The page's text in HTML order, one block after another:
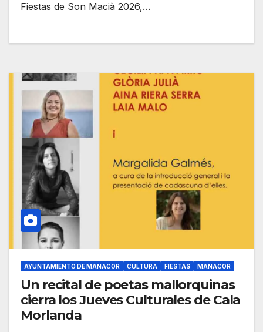
Fiestas de Son Macià 2026,…
AYUNTAMIENTO DE MANACOR CULTURA FIESTAS MANACOR
Un recital de poetas mallorquinas
cierra los Jueves Culturales de Cala
Morlanda